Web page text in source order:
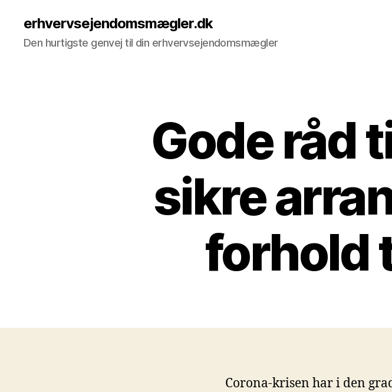
erhvervsejendomsmægler.dk
Den hurtigste genvej til din erhvervsejendomsmægler
Gode råd
sikre
forhold
Corona-krisen har i den